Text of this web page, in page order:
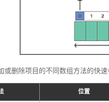
或删除项目的不同数组方法的快
位置